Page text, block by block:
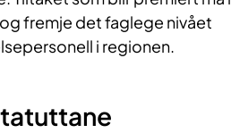
fremje det faglege nivået
i regionen.